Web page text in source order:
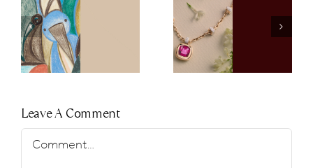
Pomellato
Spring Gift
Clip-Ons für
neue
Facetten am
Leave A Comment
Comment